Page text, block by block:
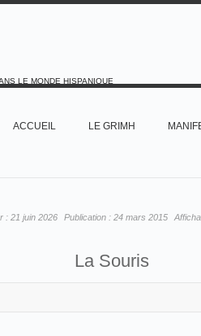
LE MONDE HISPANIQUE
ACCUEIL LE GRIMH
: 21 juin 2026 Publication : 24 mars 2015
La Souris